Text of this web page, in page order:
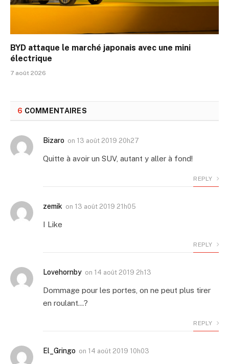
BYD attaque le marché japonais avec une mini
électrique
7 août 2026
6 COMMENTAIRES
Bizaro on 13 août 2019 20h27
Quitte à avoir un SUV, autant y aller à fond!
REPLY
zemik on 13 août 2019 21h05
I Like
REPLY
Lovehornby on 14 août 2019 2h13
Dommage pour les portes, on ne peut plus tirer
en roulant…?
REPLY
El_Gringo on 14 août 2019 10h03